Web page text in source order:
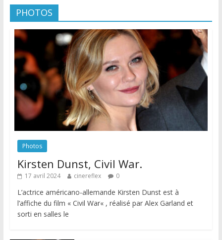
PHOTOS
Photos
Kirsten Dunst, Civil War.
17 avril 2024 cinereflex 0
L’actrice américano-allemande Kirsten Dunst est à
l’affiche du film « Civil War« , réalisé par Alex Garland et
sorti en salles le